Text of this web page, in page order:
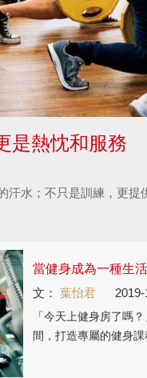
是熱忱和服務
汗水；不只是訓練，更
當健身成為一種生
文： 葉怡君
「今天上健身房了嗎
間，打造專屬的健身